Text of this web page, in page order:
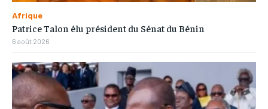
Afrique
Patrice Talon élu président du Sénat du Bénin
6 août 2026